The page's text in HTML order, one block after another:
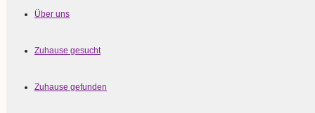
Über uns
Zuhause gesucht
Zuhause gefunden